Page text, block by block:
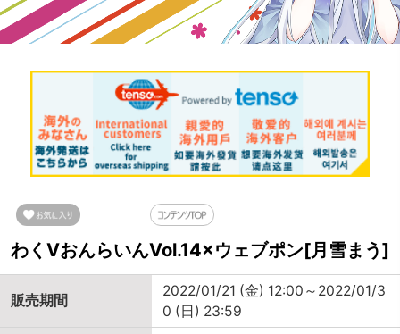
わくVおんらいんVol.14×ウェブポン[月雪まう]
販売期間
2022/01/21 (金) 12:00～2022/01/3
0 (日) 23:59